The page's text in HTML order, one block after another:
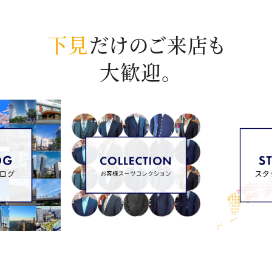
下見だけのご来店も
大歓迎。